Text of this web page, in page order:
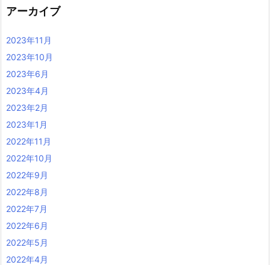
アーカイブ
2023年11月
2023年10月
2023年6月
2023年4月
2023年2月
2023年1月
2022年11月
2022年10月
2022年9月
2022年8月
2022年7月
2022年6月
2022年5月
2022年4月